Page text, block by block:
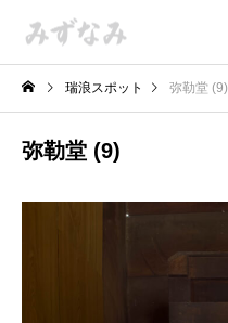
瑞浪スポット 弥勒堂 (9)
弥勒堂 (9)